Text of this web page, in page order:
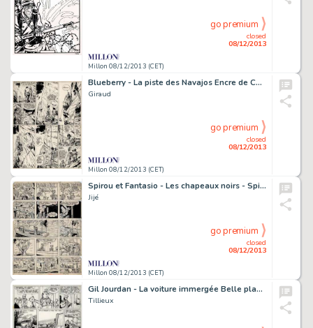
Millon 08/12/2013 (CET)
closed
08/12/2013
go premium
Blueberry - La piste des Navajos Encre de Chine pour la planche
Giraud
Millon 08/12/2013 (CET)
closed
08/12/2013
go premium
Spirou et Fantasio - Les chapeaux noirs - Spirou et les hommes-grenouilles
Jijé
Millon 08/12/2013 (CET)
closed
08/12/2013
go premium
Gil Jourdan - La voiture immergée Belle planche bien complète
Tillieux